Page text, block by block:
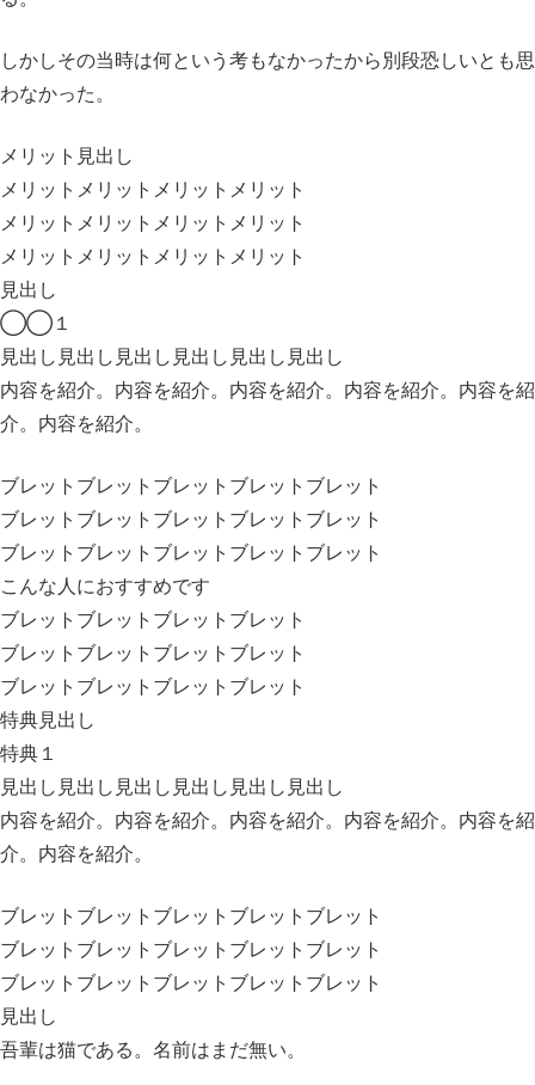
しかしその当時は何という考もなかったから 別段恐しいとも思
わなかった。
メリット見出し
メリットメリットメリットメリット
メリットメリットメリットメリット
メリットメリットメリットメリット
見出し
◯◯１
見出し見出し見出し見出し見出し見出し
内容を紹介。内容を紹介。内容を紹介。内容を紹介。内容を紹
介。内容を紹介。
ブレットブレットブレットブレットブレット
ブレットブレットブレットブレットブレット
ブレットブレットブレットブレットブレット
こんな人におすすめです
ブレットブレットブレットブレット
ブレットブレットブレットブレット
ブレットブレットブレットブレット
特典見出し
特典１
見出し見出し見出し見出し見出し見出し
内容を紹介。内容を紹介。内容を紹介。内容を紹介。内容を紹
介。内容を紹介。
ブレットブレットブレットブレットブレット
ブレットブレットブレットブレットブレット
ブレットブレットブレットブレットブレット
見出し
吾輩は猫である。名前はまだ無い。